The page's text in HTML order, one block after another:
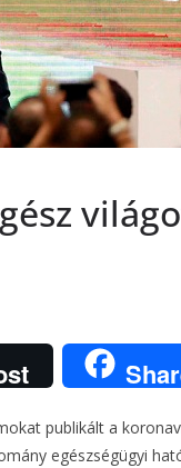
publikált a
egészségügyi